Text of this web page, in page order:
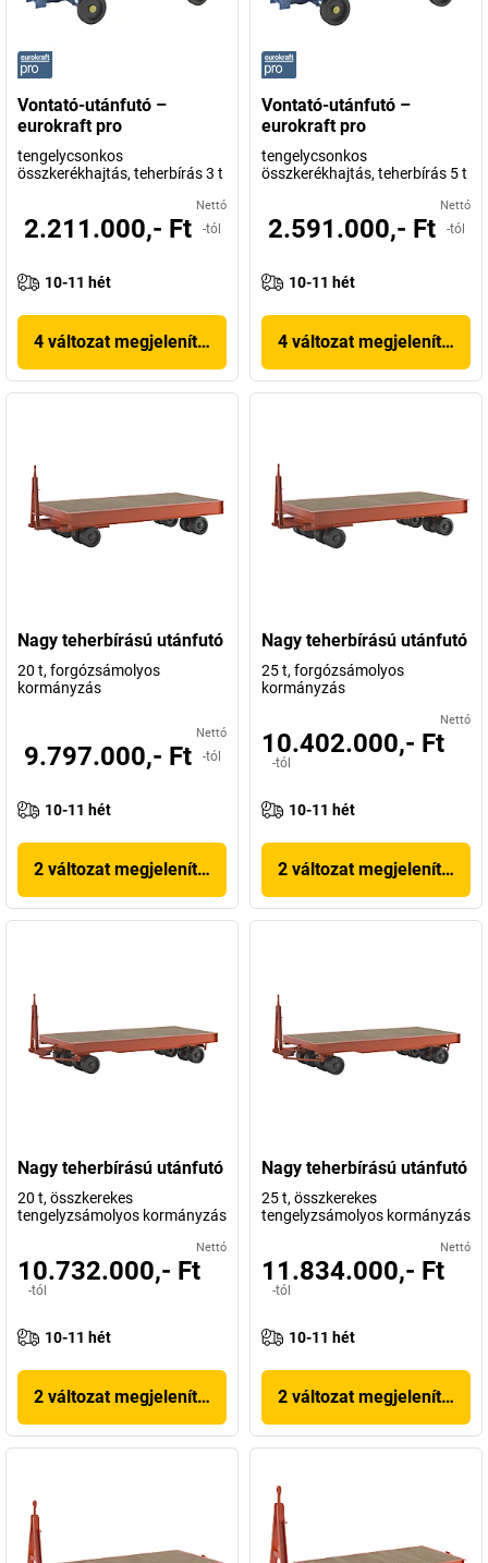
Vontató-utánfutó –
eurokraft pro
tengelycsonkos
összkerékhajtás, teherbírás 3 t
Nettó
2.211.000,- Ft -tól
10-11 hét
4 változat megjelenítése
Vontató-utánfutó –
eurokraft pro
tengelycsonkos
összkerékhajtás, teherbírás 5 t
Nettó
2.591.000,- Ft -tól
10-11 hét
4 változat megjelenítése
Nagy teherbírású utánfutó
20 t, forgózsámolyos
kormányzás
Nettó
9.797.000,- Ft -tól
10-11 hét
2 változat megjelenítése
Nagy teherbírású utánfutó
25 t, forgózsámolyos
kormányzás
Nettó
10.402.000,- Ft
-tól
10-11 hét
2 változat megjelenítése
Nagy teherbírású utánfutó
20 t, összkerekes
tengelyzsámolyos kormányzás
Nettó
10.732.000,- Ft
-tól
10-11 hét
2 változat megjelenítése
Nagy teherbírású utánfutó
25 t, összkerekes
tengelyzsámolyos kormányzás
Nettó
11.834.000,- Ft
-tól
10-11 hét
2 változat megjelenítése